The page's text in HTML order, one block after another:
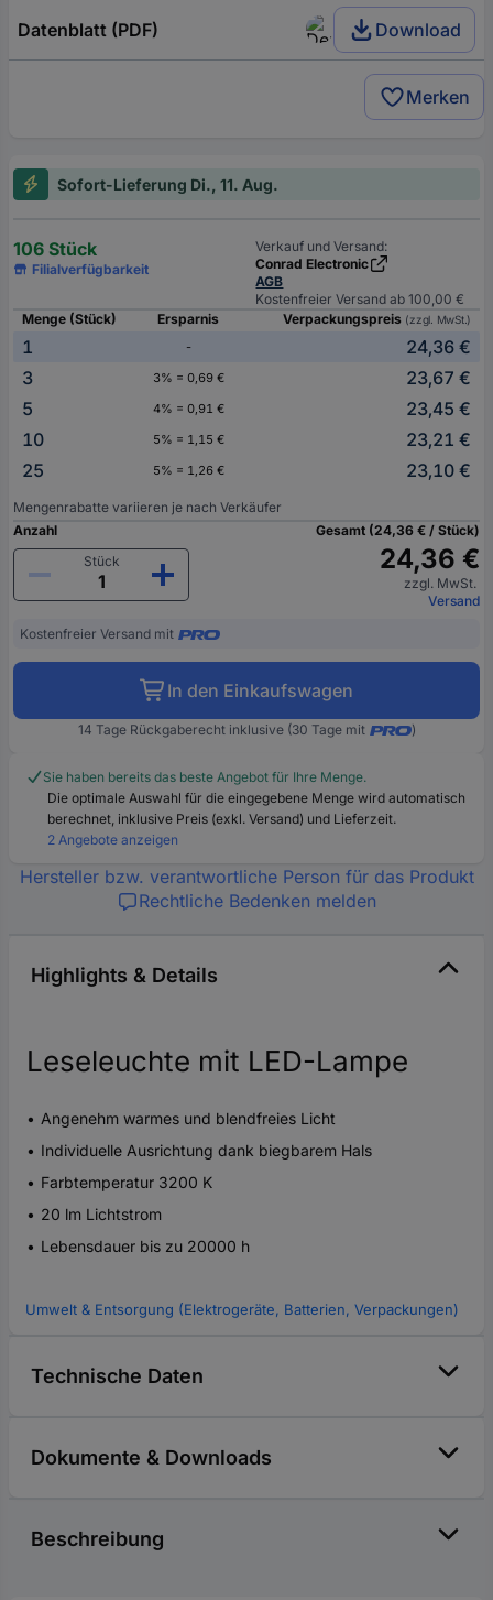
Datenblatt (PDF) Download
Merken
Sofort-Lieferung Di., 11. Aug.
106 Stück
Filialverfügbarkeit
Verkauf und Versand:
Conrad Electronic
AGB
Kostenfreier Versand ab 100,00 €
Menge (Stück)
Ersparnis Verpackungspreis (zzgl. MwSt.)
1 -
24,36 €
3
3% = 0,69 €
23,67 €
5
4% = 0,91 €
23,45 €
10
5% = 1,15 €
23,21 €
25
5% = 1,26 € 23,10 €
Mengenrabatte variieren je nach Verkäufer
Anzahl
Stück
Gesamt (24,36 € / Stück)
24,36 €
zzgl. MwSt.
Versand
Kostenfreier Versand mit
In den Einkaufswagen
14 Tage Rückgaberecht inklusive (30 Tage mit )
Sie haben bereits das beste Angebot für Ihre Menge.
Die optimale Auswahl für die eingegebene Menge wird automatisch
berechnet, inklusive Preis (exkl. Versand) und Lieferzeit.
2 Angebote anzeigen
Hersteller bzw. verantwortliche Person für das Produkt
Rechtliche Bedenken melden
Highlights & Details
Leseleuchte mit LED-Lampe
Angenehm warmes und blendfreies Licht
Individuelle Ausrichtung dank biegbarem Hals
Farbtemperatur 3200 K
20 lm Lichtstrom
Lebensdauer bis zu 20000 h
Umwelt & Entsorgung (Elektrogeräte, Batterien, Verpackungen)
Technische Daten
Dokumente & Downloads
Beschreibung